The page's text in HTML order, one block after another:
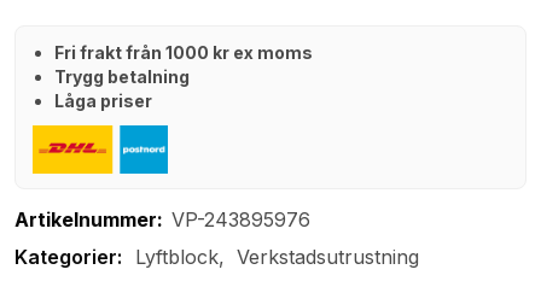
Fri frakt från 1000 kr ex moms
Trygg betalning
Låga priser
Artikelnummer: VP-243895976
Lyftblock
Verkstadsutrustning